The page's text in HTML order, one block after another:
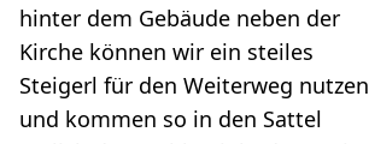
hinter dem Gebäude neben der
Kirche können wir ein steiles
Steigerl für den Weiterweg nutzen
und kommen so in den Sattel